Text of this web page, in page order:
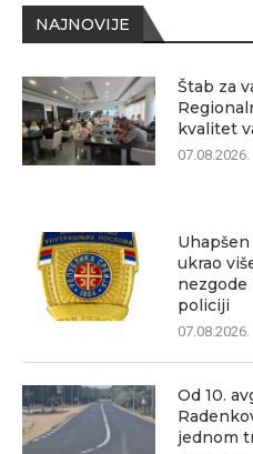
NAJNOVIJE
Štab za
kvalitet
07.08.2026.
Uhapšen
ukrao
nezgode
policiji
07.08.2026.
Od 10.
jednom